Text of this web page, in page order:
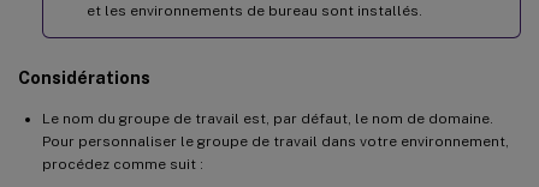
et les environnements de bureau sont installés.
Considérations
Le nom du groupe de travail est, par défaut, le nom de domaine.
Pour personnaliser le groupe de travail dans votre environnement,
procédez comme suit :